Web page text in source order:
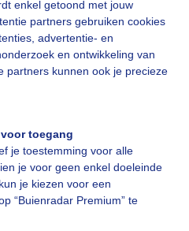
enkel getoond met jouw
partners gebruiken cookies
advertentie- en
en ontwikkeling van
partners kunnen ook je precieze
toegang
je toestemming voor alle
je voor geen enkel doeleinde
je kiezen voor een
“Buienradar Premium” te